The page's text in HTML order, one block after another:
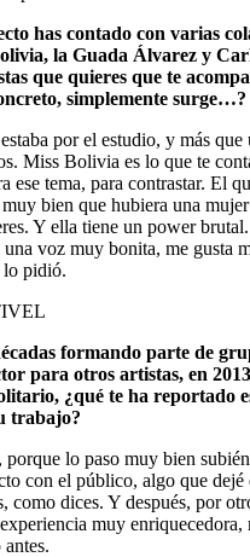
has contado con varias
la Guada Álvarez y
que quieres que te
simplemente surge…?
por el estudio, y más
Miss Bolivia es lo que te
ese tema, para contrastar. El
bien que hubiera una
Y ella tiene un power
una voz muy bonita, me gusta
lo pidió.
formando parte de
para otros artistas, en
¿qué te ha reportado
trabajo?
porque lo paso muy bien
con el público, algo que dejé
como dices. Y después, por
muy enriquecedora,